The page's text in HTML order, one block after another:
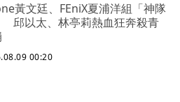
黃文廷、FEniX夏浦洋組「神隊
邱以太、林亭莉熱血狂奔殺青
00:20